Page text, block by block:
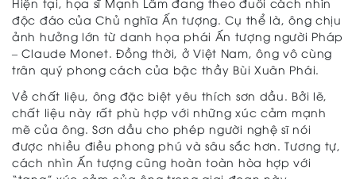
độc đáo của Chủ nghĩa Ấn tượng. Cụ thể là, ông chịu
ảnh hưởng lớn từ danh họa phái Ấn tượng người Pháp
– Claude Monet. Đồng thời, ở Việt Nam, ông vô cùng
trân quý phong cách của bậc thầy Bùi Xuân Phái.
Về chất liệu, ông đặc biệt yêu thích sơn dầu. Bởi lẽ,
chất liệu này rất phù hợp với những xúc cảm mạnh
mẽ của ông. Sơn dầu cho phép người nghệ sĩ nói
được nhiều điều phong phú và sâu sắc hơn. Tương tự,
cách nhìn Ấn tượng cũng hoàn toàn hòa hợp với